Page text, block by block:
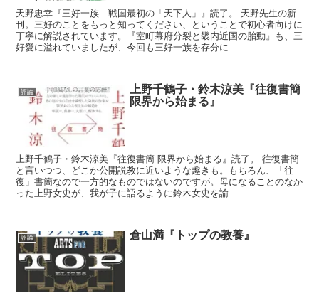
天野忠幸『三好一族―戦国最初の「天下人」』読了。 天野先生の新
刊。三好のことをもっと知ってください、ということで初心者向けに
丁寧に解説されています。『室町幕府分裂と畿内近国の胎動』も、三
好愛に溢れていましたが、今回も三好一族を存分に...
評論
上野千鶴子・鈴木涼美『往復書簡
限界から始まる』
上野千鶴子・鈴木涼美『往復書簡 限界から始まる』読了。 往復書簡
と言いつつ、どこか公開説教に近いような趣きも。もちろん、「往
復」書簡なので一方的なものではないのですが。母になることのなか
った上野女史が、我が子に語るように鈴木女史を諭...
評論 倉山満『トップの教養』